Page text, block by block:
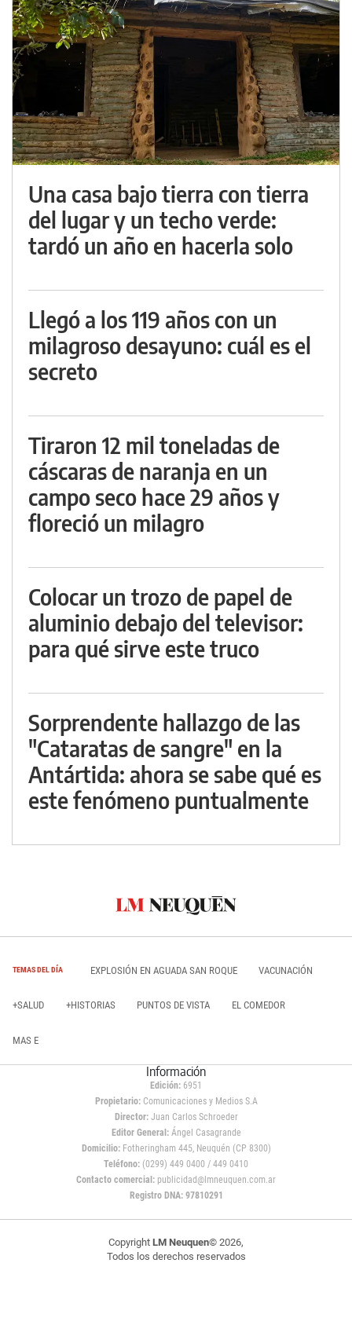
Una casa bajo tierra con tierra
del lugar y un techo verde:
tardó un año en hacerla solo
Llegó a los 119 años con un
milagroso desayuno: cuál es el
secreto
Tiraron 12 mil toneladas de
cáscaras de naranja en un
campo seco hace 29 años y
floreció un milagro
Colocar un trozo de papel de
aluminio debajo del televisor:
para qué sirve este truco
Sorprendente hallazgo de las
"Cataratas de sangre" en la
Antártida: ahora se sabe qué es
este fenómeno puntualmente
TEMAS DEL DÍA EXPLOSIÓN EN AGUADA SAN ROQUE VACUNACIÓN
+SALUD +HISTORIAS PUNTOS DE VISTA EL COMEDOR
MAS E
Información
Edición: 6951
Propietario:Comunicaciones y Medios S.A
Director: Juan Carlos Schroeder
Editor General:Ángel Casagrande
Domicilio:Fotheringham 445, Neuquén (CP 8300)
Teléfono: (0299) 449 0400 / 449 0410
Contacto comercial: publicidad@lmneuquen.com.ar
Registro DNA: 97810291
Copyright LM Neuquen© 2026,
Todos los derechos reservados